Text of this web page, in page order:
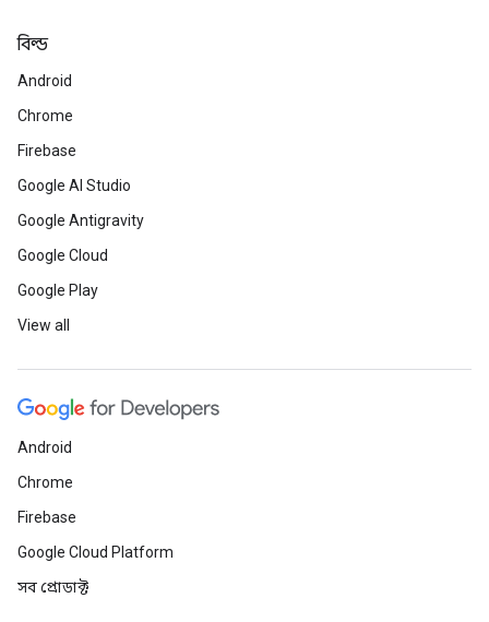
বিল্ড
Android
Chrome
Firebase
Google AI Studio
Google Antigravity
Google Cloud
Google Play
View all
Android
Chrome
Firebase
Google Cloud Platform
সব প্রোডাক্ট